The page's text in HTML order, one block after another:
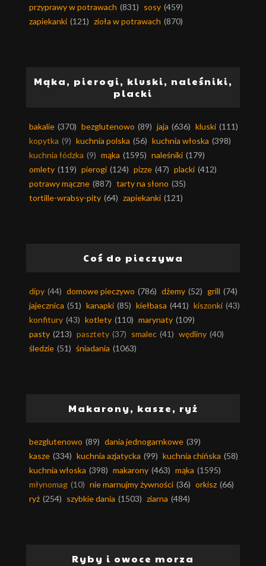
przyprawy w potrawach (831) sosy (459)
zapiekanki (121) zioła w potrawach (870)
Mąka, pierogi, kluski, naleśniki,
placki
bakalie (370) bezglutenowo (89) jaja (636) kluski (111)
kopytka (9) kuchnia polska (56) kuchnia włoska (398)
kuchnia łódzka (9) mąka (1595) naleśniki (179)
omlety (119) pierogi (124) pizze (47) placki (412)
potrawy mączne (887) tarty na słono (35)
tortille-wrabsy-pity (64) zapiekanki (121)
Coś do pieczywa
dipy (44) domowe pieczywo (786) dżemy (52) grill (74)
jajecznica (51) kanapki (85) kiełbasa (441) kiszonki (43)
konfitury (43) kotlety (110) marynaty (109)
pasty (213) pasztety (37) smalec (41) wędliny (40)
śledzie (51) śniadania (1063)
Makarony, kasze, ryż
bezglutenowo (89) dania jednogarnkowe (39)
kasze (334) kuchnia azjatycka (99) kuchnia chińska (58)
kuchnia włoska (398) makarony (463) mąka (1595)
młynomag (10) nie marnujmy żywności (36) orkisz (66)
ryż (254) szybkie dania (1503) ziarna (484)
Ryby i owoce morza